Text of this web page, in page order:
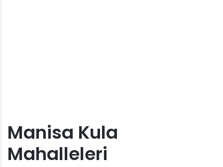
Manisa Kula
Mahalleleri